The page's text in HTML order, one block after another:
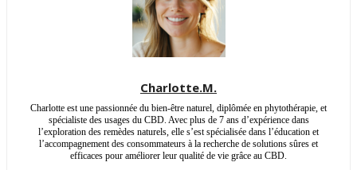
Charlotte.M.
Charlotte est une passionnée du bien-être naturel, diplômée en phytothérapie, et
spécialiste des usages du CBD. Avec plus de 7 ans d’expérience dans
l’exploration des remèdes naturels, elle s’est spécialisée dans l’éducation et
l’accompagnement des consommateurs à la recherche de solutions sûres et
efficaces pour améliorer leur qualité de vie grâce au CBD.